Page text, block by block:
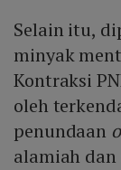
Selain itu,
minyak
Kontraksi
oleh
penundaan
alamiah dan